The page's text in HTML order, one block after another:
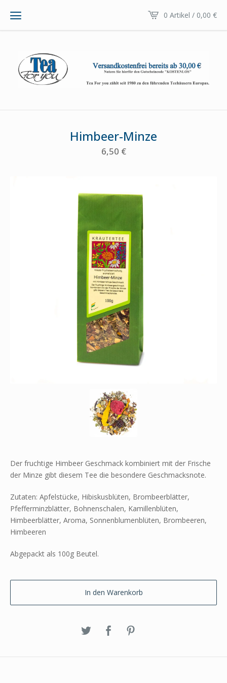
0 Artikel / 0,00 €
Himbeer-Minze
6,50 €
Der fruchtige Himbeer Geschmack kombiniert mit der Frische
der Minze gibt diesem Tee die besondere Geschmacksnote.
Zutaten: Apfelstücke, Hibiskusblüten, Brombeerblätter,
Pfefferminzblätter, Bohnenschalen, Kamillenblüten,
Himbeerblätter, Aroma, Sonnenblumenblüten, Brombeeren,
Himbeeren
Abgepackt als 100g Beutel.
In den Warenkorb